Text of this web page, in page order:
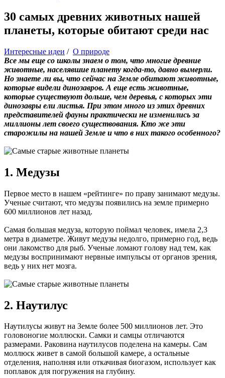
30 самых древних животных нашей
планеты, которые обитают среди нас
Интересные идеи / О природе
Все мы еще со школы знаем о том, что многие древние
животные, населявшие планету когда-то, давно вымерли.
Но знаете ли вы, что сейчас на Земле обитают животные,
которые видели динозавров. А еще есть животные,
которые существуют дольше, чем деревья, с которых эти
динозавры ели листья. При этом много из этих древних
представителей фауны практически не изменились за
миллионы лет своего существования. Кто же эти
старожилы на нашей Земле и что в них такого особенного?
1. Медузы
Первое место в нашем «рейтинге» по праву занимают медузы.
Ученые считают, что медузы появились на земле примерно
600 миллионов лет назад.
Самая большая медуза, которую поймал человек, имела 2,3
метра в диаметре. Живут медузы недолго, примерно год, ведь
они лакомство для рыб. Ученые ломают голову над тем, как
медузы воспринимают нервные импульсы от органов зрения,
ведь у них нет мозга.
2. Наутилус
Наутилусы живут на Земле более 500 миллионов лет. Это
головоногие моллюски. Самки и самцы отличаются
размерами. Раковина наутилусов поделена на камеры. Сам
моллюск живет в самой большой камере, а остальные
отделения, наполняя или откачивая биогазом, использует как
поплавок для погружения на глубину.